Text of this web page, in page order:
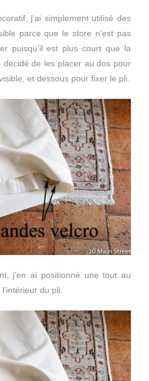
j’ai simplement utilisé des
parce que le store n’est pas
puisqu’il est plus court que la
décidé de les placer au dos pour
et dessous pour fixer le pli.
j’en ai positionné une tout au
du pli.